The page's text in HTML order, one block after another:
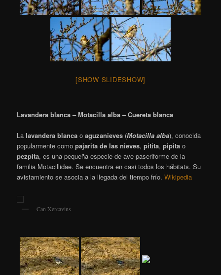
[SHOW SLIDESHOW]
Lavandera blanca – Motacilla alba – Cuereta blanca
La lavandera blanca oaguzanieves (Motacilla alba), conocida
popularmente comopajarita de las nieves,pitita​,pipita ​ o
pezpita, es una pequeña especie de ave paseriforme de la
familia Motacillidae. Se encuentra en casi todos los hábitats. Su
avistamiento se asocia a la llegada del tiempo frío.Wikipedia
Can Xercavins